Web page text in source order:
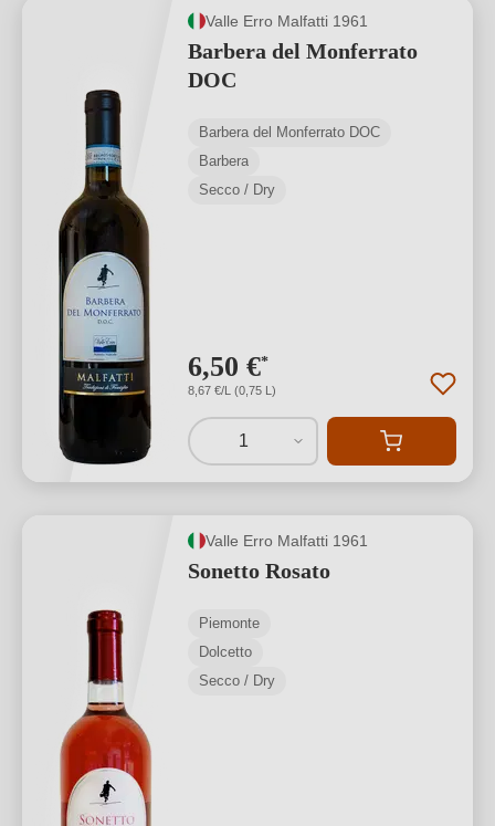
Valle Erro Malfatti 1961
Barbera del Monferrato
DOC
Barbera del Monferrato DOC
Barbera
Secco / Dry
6,50 €*
8,67 €/L (0,75 L)
1
Valle Erro Malfatti 1961
Sonetto Rosato
Piemonte
Dolcetto
Secco / Dry